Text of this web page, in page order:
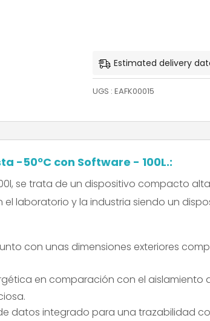
Estimated delivery
UGS : EAFK00015
-50ºC con Software - 100L.:
se trata de un dispositivo compacto
laboratorio y la industria siendo un
con unas dimensiones exteriores
en comparación con el aislamiento
datos integrado para una trazabilidad